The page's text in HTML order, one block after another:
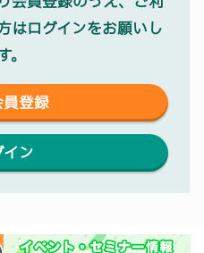
はログインをお願いし
。
員登録
イン